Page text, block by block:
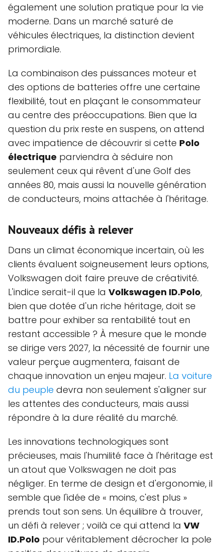
également une solution pratique pour la vie
moderne. Dans un marché saturé de
véhicules électriques, la distinction devient
primordiale.
La combinaison des puissances moteur et
des options de batteries offre une certaine
flexibilité, tout en plaçant le consommateur
au centre des préoccupations. Bien que la
question du prix reste en suspens, on attend
avec impatience de découvrir si cette Polo
électrique parviendra à séduire non
seulement ceux qui rêvent d'une Golf des
années 80, mais aussi la nouvelle génération
de conducteurs, moins attachée à l'héritage.
Nouveaux défis à relever
Dans un climat économique incertain, où les
clients évaluent soigneusement leurs options,
Volkswagen doit faire preuve de créativité.
L'indice serait-il que la Volkswagen ID.Polo,
bien que dotée d'un riche héritage, doit se
battre pour exhiber sa rentabilité tout en
restant accessible ? À mesure que le monde
se dirige vers 2027, la nécessité de fournir une
valeur perçue augmentera, faisant de
chaque innovation un enjeu majeur. La voiture
du peuple devra non seulement s'aligner sur
les attentes des conducteurs, mais aussi
répondre à la dure réalité du marché.
Les innovations technologiques sont
précieuses, mais l'humilité face à l'héritage est
un atout que Volkswagen ne doit pas
négliger. En terme de design et d'ergonomie, il
semble que l'idée de « moins, c'est plus »
prends tout son sens. Un équilibre à trouver,
un défi à relever ; voilà ce qui attend la VW
ID.Polo pour véritablement décrocher la pole